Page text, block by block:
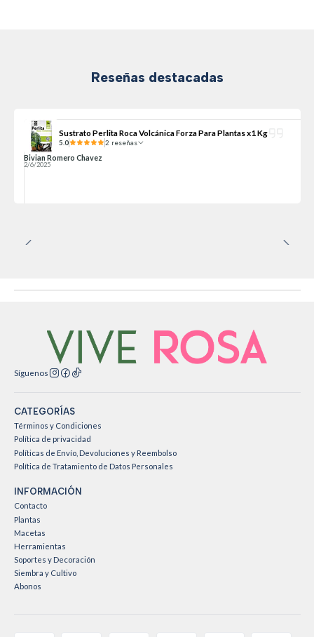
Reseñas destacadas
Sustrato Perlita Roca Volcánica Forza Para Plantas x1 Kg
5.0 2 reseñas
Bivian Romero Chavez
2/6/2025
Síguenos
CATEGORÍAS
Términos y Condiciones
Política de privacidad
Políticas de Envío, Devoluciones y Reembolso
Política de Tratamiento de Datos Personales
INFORMACIÓN
Contacto
Plantas
Macetas
Herramientas
Soportes y Decoración
Siembra y Cultivo
Abonos